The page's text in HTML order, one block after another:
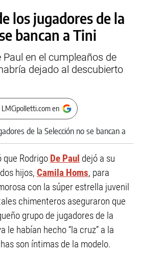
los jugadores de la
bancan a Tini
Paul en el cumpleaños de
dejado al descubierto
LMCipolletti.com en
que Rodrigo De Paul dejó a su
hijos, Camila Homs, para
con la súper estrella juvenil
chimenteros aseguraron que
grupo de jugadores de la
le habían hecho “la cruz” a la
son íntimas de la modelo.